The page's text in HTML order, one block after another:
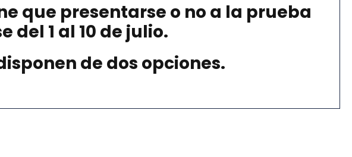
que presentarse o no a la prueba
del 1 al 10 de julio.
de dos opciones.